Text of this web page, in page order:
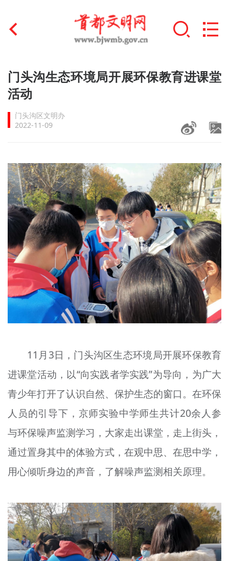
首页
文明创建
文明实践
未成年人思想道德建设
榜样人物
+
身边好人
文明评论
北京宣传文化引导基金
宣传思想文化人才
门头沟生态环境局开展环保教育进课堂
活动
门头沟区文明办
2022-11-09
11月3日，门头沟区生态环境局开展环保教育
进课堂活动，以“向实践者学实践”为导向，为广大
青少年打开了认识自然、保护生态的窗口。在环保
人员的引导下，京师实验中学师生共计20余人参
与环保噪声监测学习，大家走出课堂，走上街头，
通过置身其中的体验方式，在观中思、在思中学，
用心倾听身边的声音，了解噪声监测相关原理。